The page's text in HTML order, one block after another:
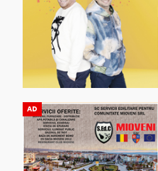
AD